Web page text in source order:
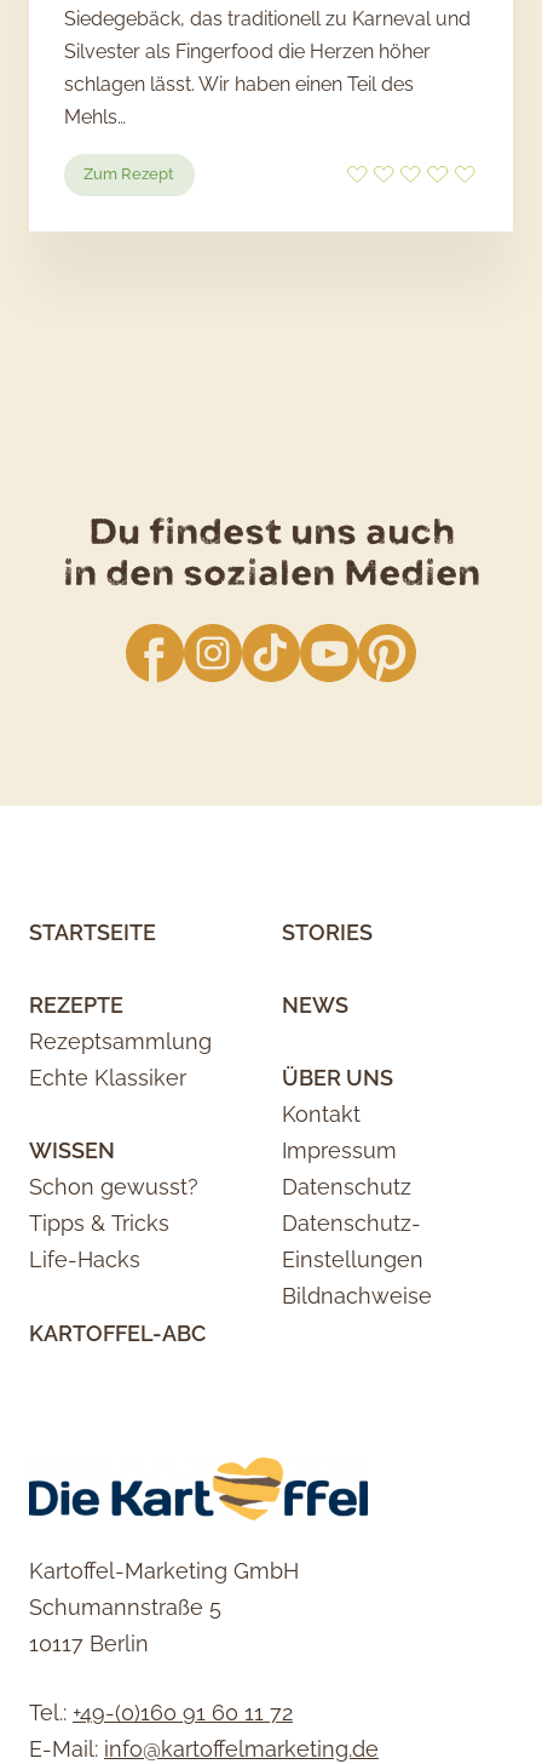
Siedegebäck, das traditionell zu Karneval und
Silvester als Fingerfood die Herzen höher
schlagen lässt. Wir haben einen Teil des
Mehls…
Zum Rezept
Bergische
Du findest uns auch
in den sozialen Medien
facebookInstagram
TikTok YouTube
STARTSEITE
REZEPTE
Rezeptsammlung
Echte Klassiker
WISSEN
Schon gewusst?
Tipps & Tricks
Life-Hacks
KARTOFFEL-ABC
STORIES
NEWS
ÜBER UNS
Kontakt
Impressum
Datenschutz
Datenschutz-
Einstellungen
Bildnachweise
Kartoffel-Marketing GmbH
Schumannstraße 5
10117 Berlin
Tel.: +49-(0)160 91 60 11 72
E-Mail: info@kartoffelmarketing.de